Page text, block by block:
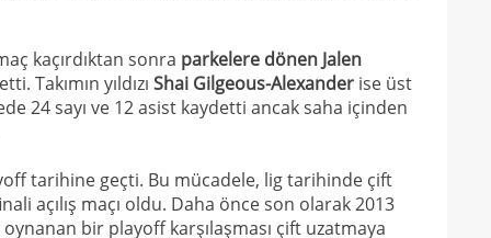
kaçırdıktan sonra parkelere dönen Jalen
Takımın yıldızı Shai Gilgeous-Alexander ise üst
24 sayı ve 12 asist kaydetti ancak saha içinden
tarihine geçti. Bu mücadele, lig tarihinde çift
açılış maçı oldu. Daha önce son olarak 2013
bir playoff karşılaşması çift uzatmaya